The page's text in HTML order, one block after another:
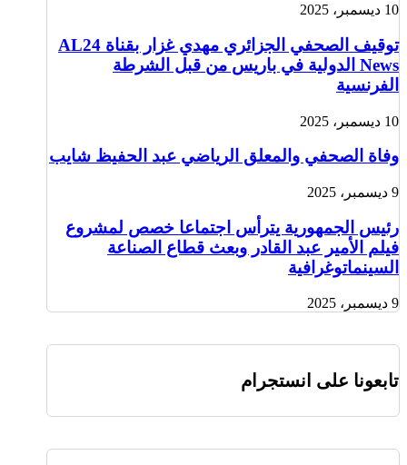
10 ديسمبر، 2025
توقيف الصحفي الجزائري مهدي غزار بقناة AL24
News الدولية في باريس من قبل الشرطة
الفرنسية
10 ديسمبر، 2025
وفاة الصحفي والمعلق الرياضي عبد الحفيظ شايب
9 ديسمبر، 2025
رئيس الجمهورية يترأس اجتماعا خصص لمشروع
فيلم الأمير عبد القادر وبعث قطاع الصناعة
السينماتوغرافية
9 ديسمبر، 2025
تابعونا على انستجرام